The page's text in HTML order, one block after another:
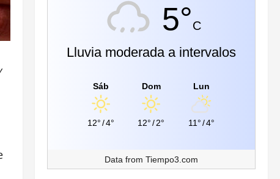
5°C
Lluvia moderada a intervalos
Sáb
12° /4°
Dom
12° /2°
Lun
11°/4°
Data from Tiempo3.com